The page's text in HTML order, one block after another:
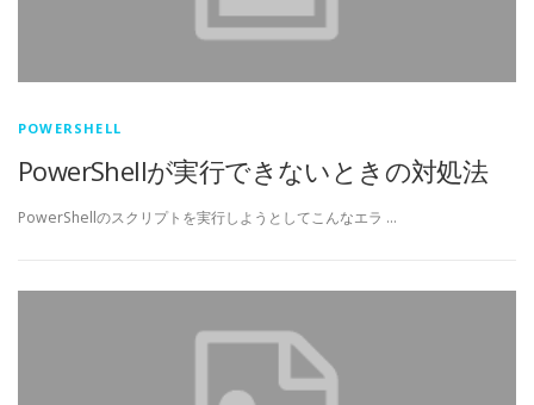
POWERSHELL
PowerShellが実行できないときの対処法
PowerShellのスクリプトを実行しようとしてこんなエラ …